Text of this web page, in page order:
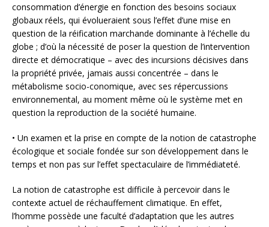
consommation d’énergie en fonction des besoins sociaux
globaux réels, qui évolueraient sous l’effet d’une mise en
question de la réification marchande dominante à l’échelle du
globe ; d’où la nécessité de poser la question de l’intervention
directe et démocratique – avec des incursions décisives dans
la propriété privée, jamais aussi concentrée – dans le
métabolisme socio-conomique, avec ses répercussions
environnemental, au moment même où le système met en
question la reproduction de la société humaine.
• Un examen et la prise en compte de la notion de catastrophe
écologique et sociale fondée sur son développement dans le
temps et non pas sur l’effet spectaculaire de l’immédiateté.
La notion de catastrophe est difficile à percevoir dans le
contexte actuel de réchauffement climatique. En effet,
l’homme possède une faculté d’adaptation que les autres